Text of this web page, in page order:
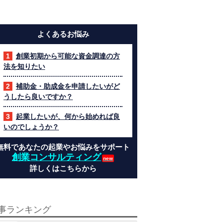
よくあるお悩み
創業初期から可能な資金調達の方
法を知りたい
補助金・助成金を申請したいがど
うしたら良いですか？
起業したいが、何から始めれば良
いのでしょうか？
料であなたの起業やお悩みをサポート
創業コンサルティング
詳しくはこちらから
ランキング